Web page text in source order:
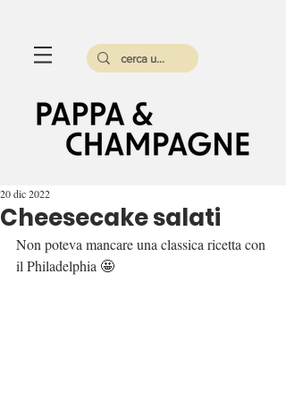
Cheesecake salati
20 dic 2022
Non poteva mancare una classica ricetta con
il Philadelphia 🤩